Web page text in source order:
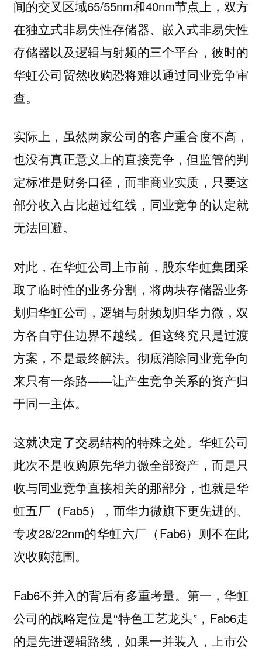
间的交叉区域65/55nm和40nm节点上，双方
在独立式非易失性存储器、嵌入式非易失性
存储器以及逻辑与射频的三个平台，彼时的
华虹公司贸然收购恐将难以通过同业竞争审
查。
实际上，虽然两家公司的客户重合度不高，
也没有真正意义上的直接竞争，但监管的判
定标准是财务口径，而非商业实质，只要这
部分收入占比超过红线，同业竞争的认定就
无法回避。
对此，在华虹公司上市前，股东华虹集团采
取了临时性的业务分割，将两块存储器业务
划归华虹公司，逻辑与射频划归华力微，双
方各自守住边界不越线。但这终究只是过渡
方案，不是最终解法。 彻底消除同业竞争向
来只有一条路——让产生竞争关系的资产归
于同一主体。
这就决定了交易结构的特殊之处。华虹公司
此次不是收购原先华力微全部资产，而是只
收与同业竞争直接相关的那部分，也就是华
虹五厂（Fab5），而华力微旗下更先进的、
专攻28/22nm的华虹六厂（Fab6）则不在此
次收购范围。
Fab6不并入的背后有多重考量。第一，华虹
公司的战略定位是“特色工艺龙头”，Fab6走
的是先进逻辑路线，如果一并装入，上市公